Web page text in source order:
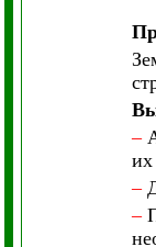
–
их
–
–